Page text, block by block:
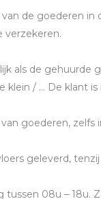
de goederen in
verzekeren.
als de
/ … De klant
goederen, zelfs
geleverd,
08u – 18u.